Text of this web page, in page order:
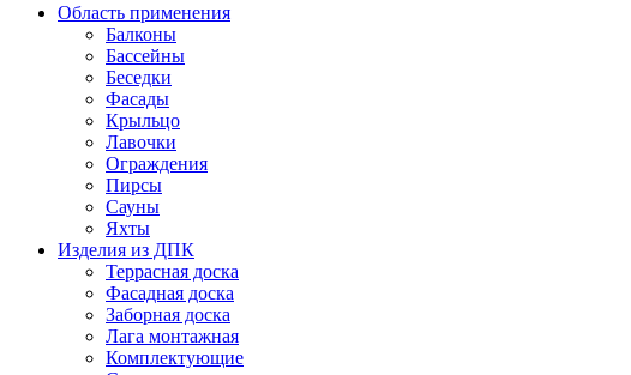
Область применения
Балконы
Бассейны
Беседки
Фасады
Крыльцо
Лавочки
Ограждения
Пирсы
Сауны
Яхты
Изделия из ДПК
Террасная доска
Фасадная доска
Заборная доска
Лага монтажная
Комплектующие